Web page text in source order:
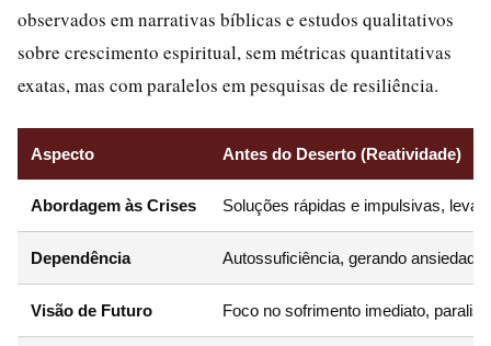
observados em narrativas bíblicas e estudos qualitativos
sobre crescimento espiritual, sem métricas quantitativas
exatas, mas com paralelos em pesquisas de resiliência.
Aspecto Antes do Deserto (Reatividade)
Abordagem às Crises Soluções rápidas e impulsivas,
Dependência Autossuficiência, gerando ansiedade
Visão de Futuro Foco no sofrimento imediato,